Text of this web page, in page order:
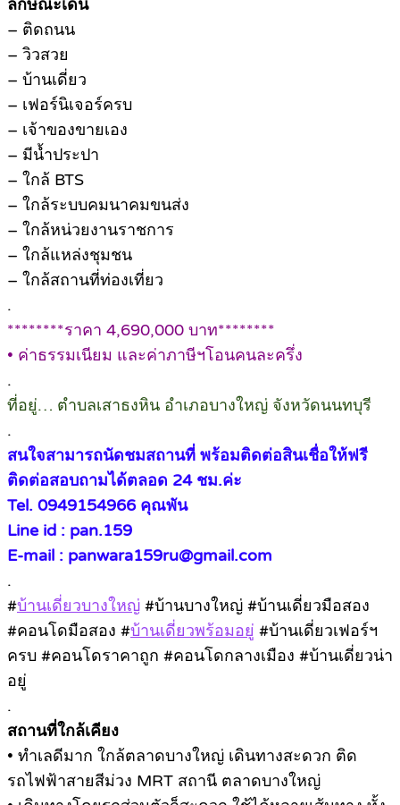
ลักษณะเด่น
– ติดถนน
– วิวสวย
– บ้านเดี่ยว
– เฟอร์นิเจอร์ครบ
– เจ้าของขายเอง
– มีน้ำประปา
– ใกล้ BTS
– ใกล้ระบบคมนาคมขนส่ง
– ใกล้หน่วยงานราชการ
– ใกล้แหล่งชุมชน
– ใกล้สถานที่ท่องเที่ยว
.
********ราคา 4,690,000 บาท********
• ค่าธรรมเนียม และค่าภาษีฯโอนคนละครึ่ง
.
ที่อยู่… ตำบลเสาธงหิน อำเภอบางใหญ่ จังหวัดนนทบุรี
.
สนใจสามารถนัดชมสถานที่ พร้อมติดต่อสินเชื่อให้ฟรี
ติดต่อสอบถามได้ตลอด 24 ชม.ค่ะ
Tel. 0949154966 คุณพัน
Line id : pan.159
E-mail : panwara159ru@gmail.com
.
#บ้านเดี่ยวบางใหญ่ #บ้านบางใหญ่ #บ้านเดี่ยวมือสอง
#คอนโดมือสอง #บ้านเดี่ยวพร้อมอยู่ #บ้านเดี่ยวเฟอร์ฯ
ครบ #คอนโดราคาถูก #คอนโดกลางเมือง #บ้านเดี่ยวน่า
อยู่
.
สถานที่ใกล้เคียง
• ทำเลดีมาก ใกล้ตลาดบางใหญ่ เดินทางสะดวก ติด
รถไฟฟ้าสายสีม่วง MRT สถานี ตลาดบางใหญ่